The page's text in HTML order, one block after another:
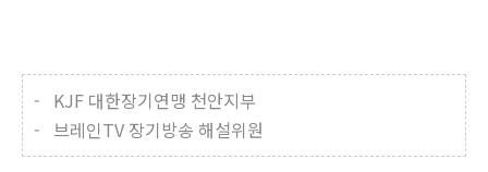
- KJF 대한장기연맹 천안지부
- 브레인TV 장기방송 해설위원